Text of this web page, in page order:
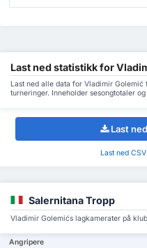
Last ned statistikk for
Last ned alle data for Vladimir
turneringer. Inneholder sesongtotaler
Last
Last ned
Salernitana Tropp
Vladimir Golemićs lagkamerater på
Angripere